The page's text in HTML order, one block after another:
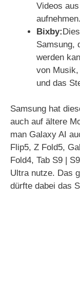
Videos
aufnehmen.
Bixby:
Samsung,
werden
von Musik,
und das
Samsung hat
auch auf ältere
man Galaxy AI
Flip5, Z Fold5,
Fold4, Tab S9 |
Ultra nutze. Das
dürfte dabei das